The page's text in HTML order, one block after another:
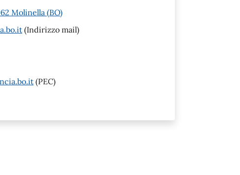
Molinella (BO)
(Indirizzo mail)
(PEC)